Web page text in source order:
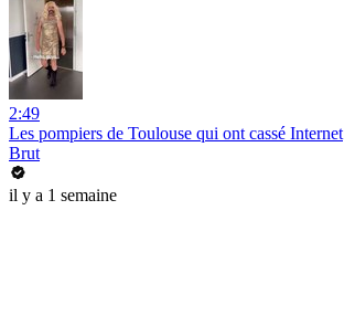
2:49
Les pompiers de Toulouse qui ont cassé Internet
Brut
il y a 1 semaine